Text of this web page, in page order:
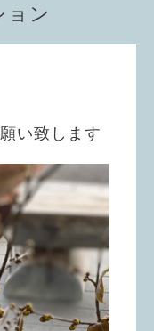
ョン
い致します